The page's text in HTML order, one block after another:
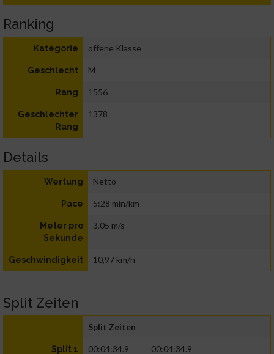
Ranking
Kategorie offene Klasse
Geschlecht M
Rang 1556
Geschlechter
Rang
1378
Details
Wertung Netto
Pace 5:28 min/km
Meter pro
Sekunde
3,05 m/s
Geschwindigkeit 10,97 km/h
Split Zeiten
Split Zeiten
Split 1 00:04:34.9 00:04:34.9